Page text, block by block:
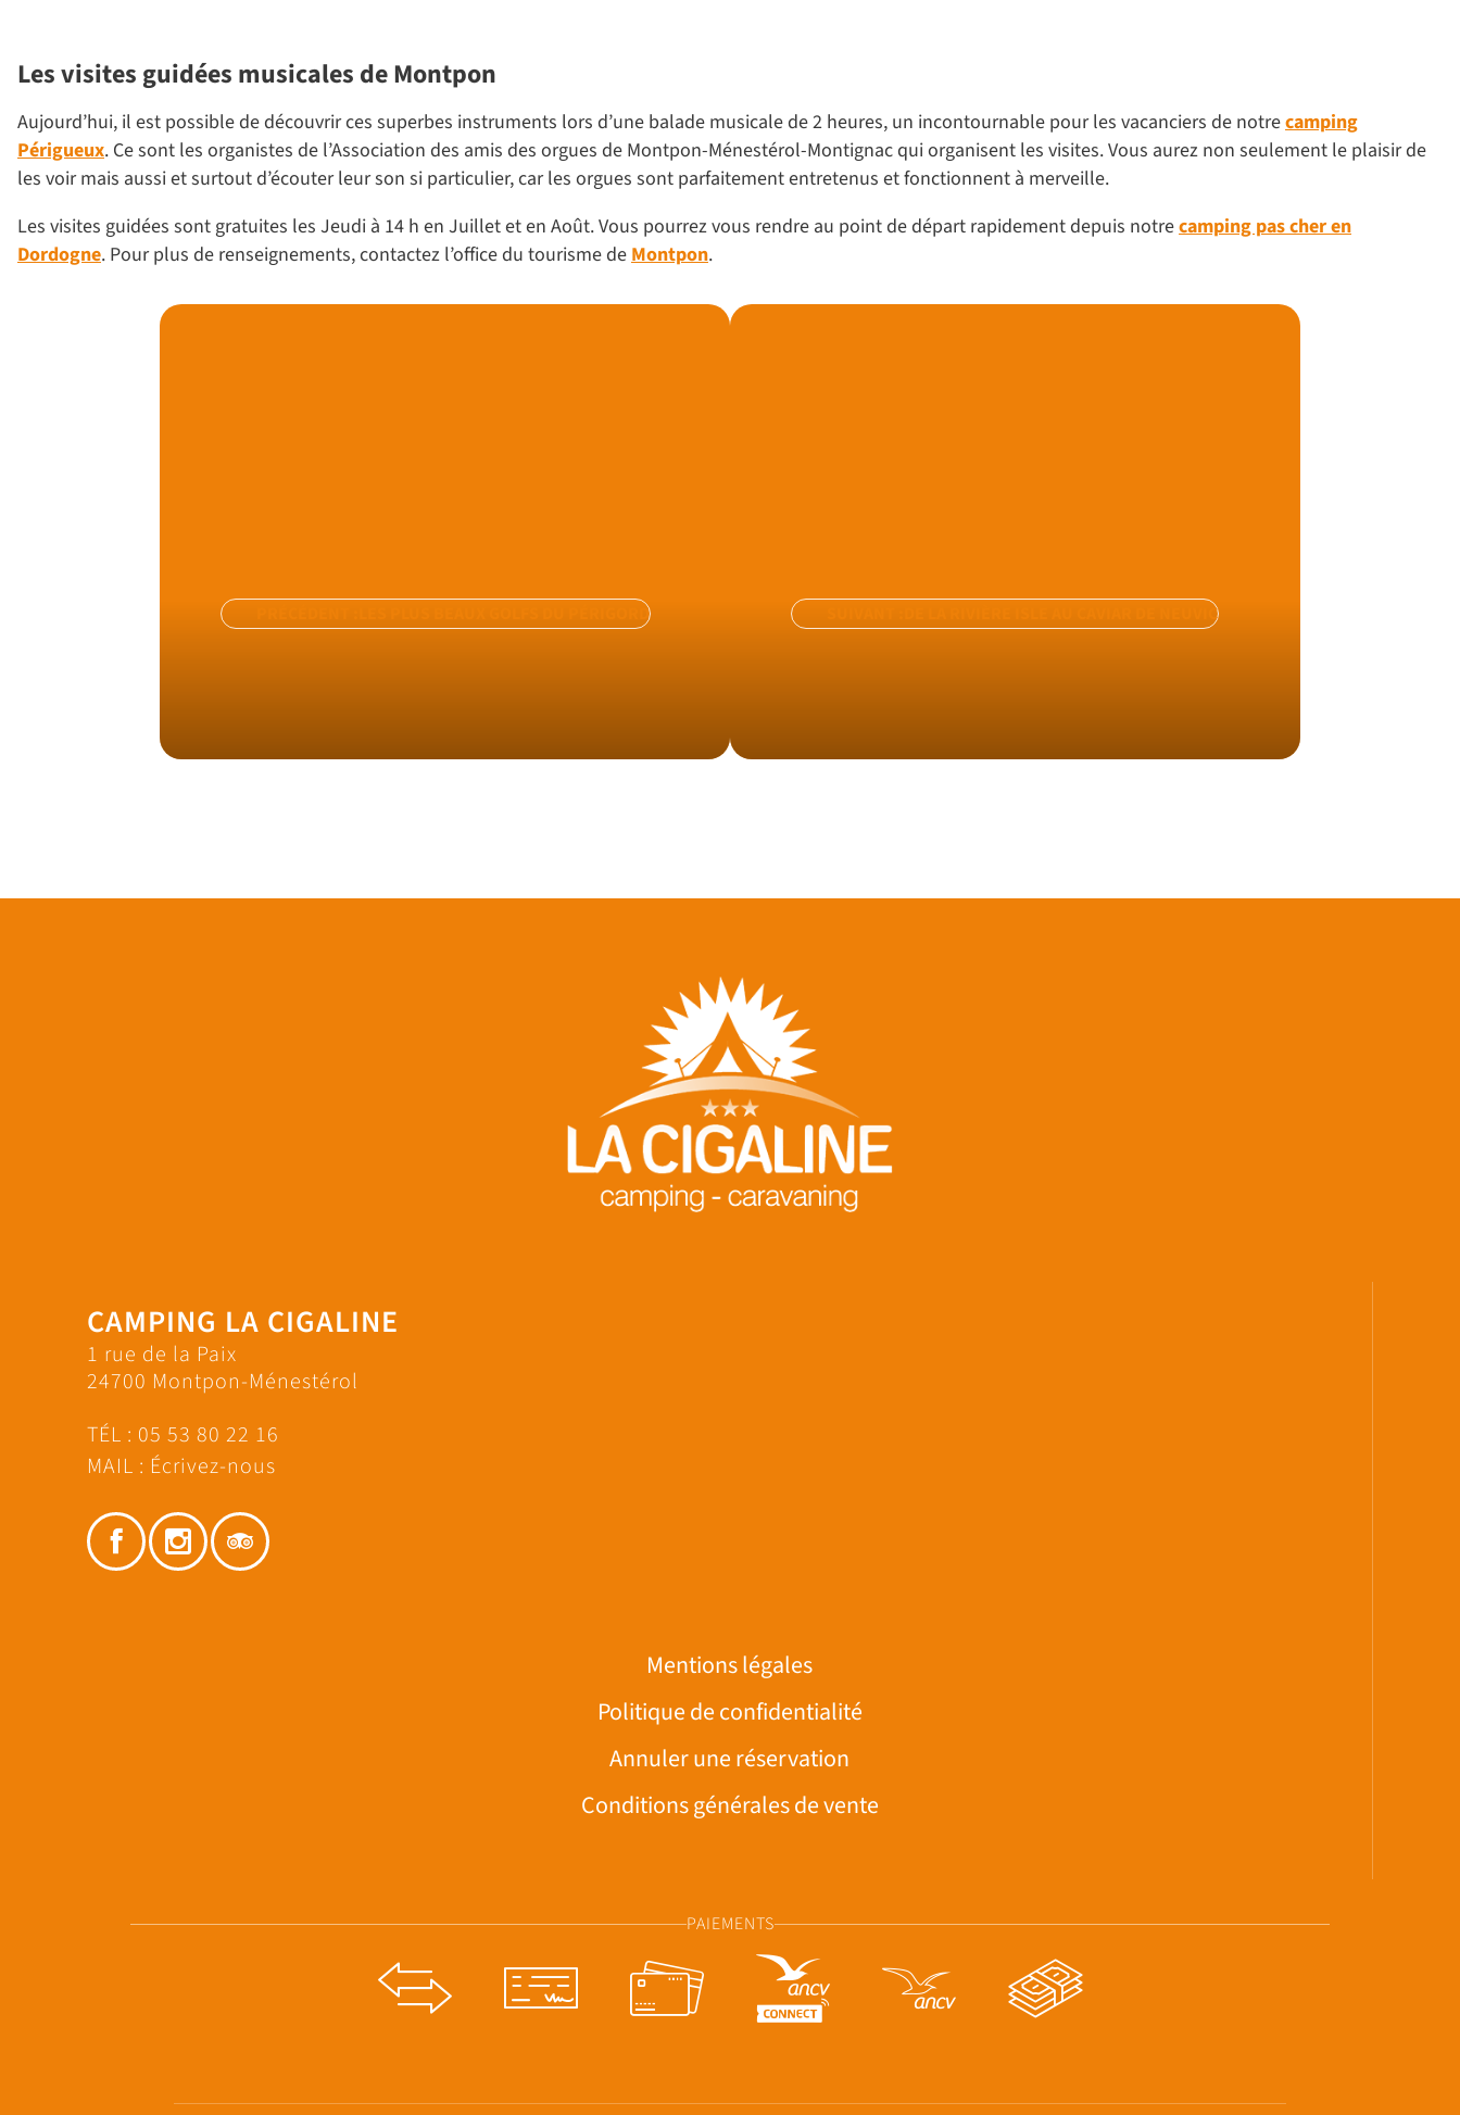
Les visites guidées musicales de Montpon
Aujourd’hui, il est possible de découvrir ces superbes instruments lors d’une balade musicale de 2 heures, un incontournable pour les vacanciers de notrecamping
Périgueux. Ce sont les organistes de l’Association des amis des orgues de Montpon-Ménestérol-Montignac qui organisent les visites. Vous aurez non seulement le plaisir de
les voir mais aussi et surtout d’écouter leur son si particulier, car les orgues sont parfaitement entretenus et fonctionnent à merveille.
Les visites guidées sont gratuites les Jeudi à 14 h en Juillet et en Août. Vous pourrez vous rendre au point de départ rapidement depuis notrecamping pas cher en
Dordogne. Pour plus de renseignements, contactez l’office du tourisme de Montpon.
LES PLUS BEAUX GOLFS DU PÉRIGORD DE LA RIVIÈRE ISLE AU CAVIAR DE NEUVIC
CAMPING LA CIGALINE
1 rue de la Paix
24700 Montpon-Ménestérol
TÉL : 05 53 80 22 16
MAIL : Écrivez-nous
Mentions légales
Politique de confidentialité
Annuler une réservation
Conditions générales de vente
PAIEMENTS